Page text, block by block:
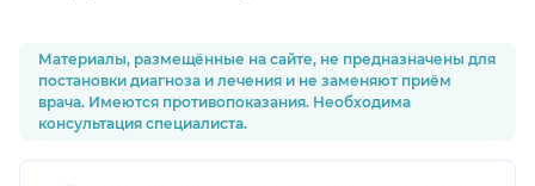
Материалы, размещённые на сайте, не предназначены для
постановки диагноза и лечения и не заменяют приём
врача. Имеются противопоказания. Необходима
консультация специалиста.